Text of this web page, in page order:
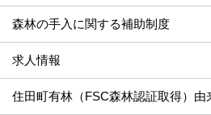
森林の手入に関する補助制度
求人情報